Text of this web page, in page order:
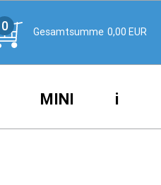
0 Gesamtsumme 0,00 EUR
MINI i